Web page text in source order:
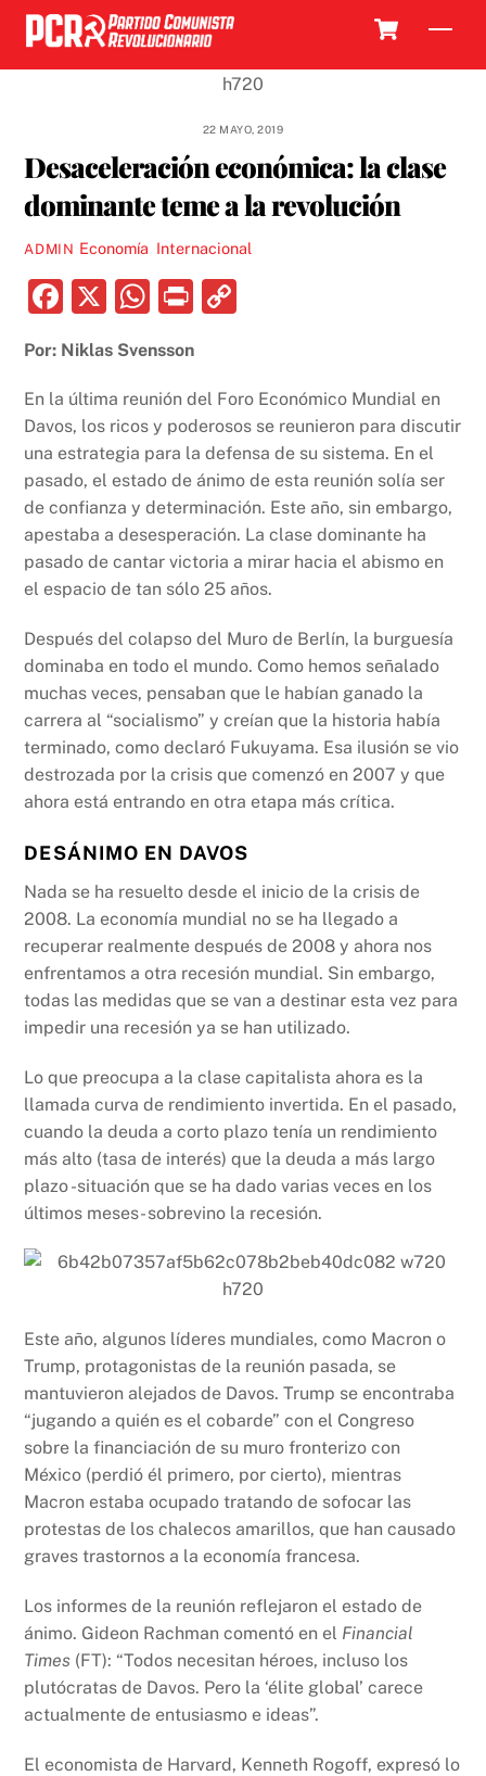
Skip
content
22 MAYO, 2019
Desaceleración económica: la clase
dominante teme a la revolución
ADMIN Economía Internacional
F
c
e
b
o
o
k
X
W
at
s
A
p
p
P
nt
y
Li
n
k
Por: Niklas Svensson
En la última reunión del Foro Económico Mundial en
Davos, los ricos y poderosos se reunieron para discutir
una estrategia para la defensa de su sistema. En el
pasado, el estado de ánimo de esta reunión solía ser
de confianza y determinación. Este año, sin embargo,
apestaba a desesperación. La clase dominante ha
pasado de cantar victoria a mirar hacia el abismo en
el espacio de tan sólo 25 años.
Después del colapso del Muro de Berlín, la burguesía
dominaba en todo el mundo. Como hemos señalado
muchas veces, pensaban que le habían ganado la
carrera al “socialismo” y creían que la historia había
terminado, como declaró Fukuyama. Esa ilusión se vio
destrozada por la crisis que comenzó en 2007 y que
ahora está entrando en otra etapa más crítica.
DESÁNIMO EN DAVOS
Nada se ha resuelto desde el inicio de la crisis de
2008. La economía mundial no se ha llegado a
recuperar realmente después de 2008 y ahora nos
enfrentamos a otra recesión mundial. Sin embargo,
todas las medidas que se van a destinar esta vez para
impedir una recesión ya se han utilizado.
Lo que preocupa a la clase capitalista ahora es la
llamada curva de rendimiento invertida. En el pasado,
cuando la deuda a corto plazo tenía un rendimiento
más alto (tasa de interés) que la deuda a más largo
plazo -situación que se ha dado varias veces en los
últimos meses- sobrevino la recesión.
Este año, algunos líderes mundiales, como Macron o
Trump, protagonistas de la reunión pasada, se
mantuvieron alejados de Davos. Trump se encontraba
“jugando a quién es el cobarde” con el Congreso
sobre la financiación de su muro fronterizo con
México (perdió él primero, por cierto), mientras
Macron estaba ocupado tratando de sofocar las
protestas de los chalecos amarillos, que han causado
graves trastornos a la economía francesa.
Los informes de la reunión reflejaron el estado de
ánimo. Gideon Rachman comentó en el Financial
Times (FT): “Todos necesitan héroes, incluso los
plutócratas de Davos. Pero la ‘élite global’ carece
actualmente de entusiasmo e ideas”.
El economista de Harvard, Kenneth Rogoff, expresó lo